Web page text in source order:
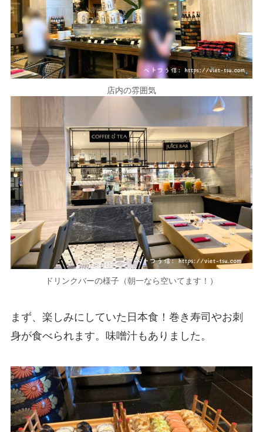
店内の雰囲気
ドリンクバーの様子（朝一なら空いてます！）
まず、楽しみにしていた日本食！巻き寿司やお刺
身が食べられます。味噌汁もありました。